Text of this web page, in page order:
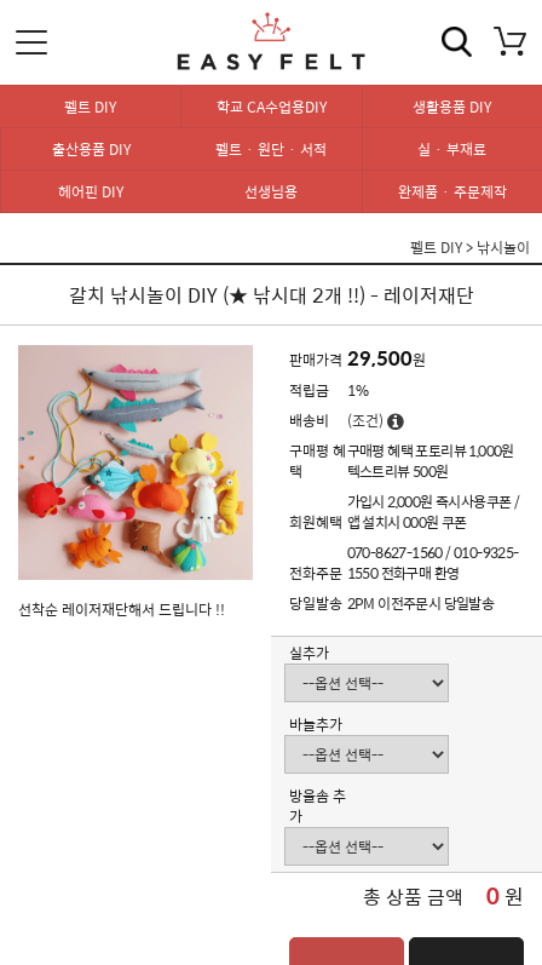
펠트 DIY 학교 CA수업용DIY
생활용품 DIY
출산용품 DIY
펠트 · 원단 · 서적
실 · 부재료
헤어핀 DIY
선생님용 완제품 · 주문제작
펠트 DIY> 낚시놀이
갈치 낚시놀이 DIY (★ 낚시대 2개 !!) - 레이저재단
선착순 레이저재단해서 드립니다 !!
판매가격 29,500원
적립금
1%
배송비
(조건)
구매평 혜
택
구매평 혜택 포토리뷰 1,000원
텍스트리뷰 500원
회원혜택
가입시 2,000원 즉시사용쿠폰 /
앱 설치시 000원 쿠폰
전화주문
070-8627-1560 / 010-9325-
1550 전화구매 환영
당일발송 2PM 이전주문시 당일발송
실추가
바늘추가
방울솜 추
가
총 상품 금액 0원